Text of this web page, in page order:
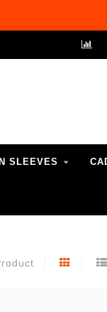
SLEEVES